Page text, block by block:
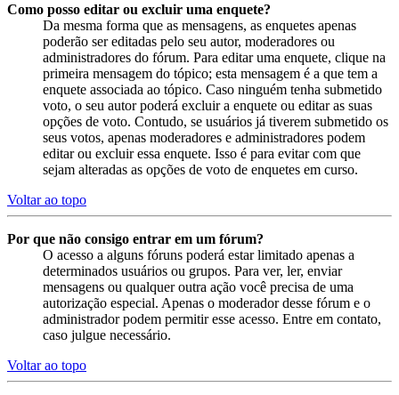
Como posso editar ou excluir uma enquete?
Da mesma forma que as mensagens, as enquetes apenas
poderão ser editadas pelo seu autor, moderadores ou
administradores do fórum. Para editar uma enquete, clique na
primeira mensagem do tópico; esta mensagem é a que tem a
enquete associada ao tópico. Caso ninguém tenha submetido
voto, o seu autor poderá excluir a enquete ou editar as suas
opções de voto. Contudo, se usuários já tiverem submetido os
seus votos, apenas moderadores e administradores podem
editar ou excluir essa enquete. Isso é para evitar com que
sejam alteradas as opções de voto de enquetes em curso.
Voltar ao topo
Por que não consigo entrar em um fórum?
O acesso a alguns fóruns poderá estar limitado apenas a
determinados usuários ou grupos. Para ver, ler, enviar
mensagens ou qualquer outra ação você precisa de uma
autorização especial. Apenas o moderador desse fórum e o
administrador podem permitir esse acesso. Entre em contato,
caso julgue necessário.
Voltar ao topo